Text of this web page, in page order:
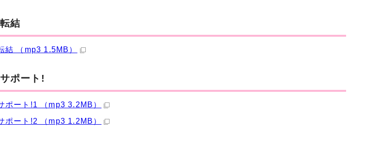
結
結 （mp3 1.5MB）
ポート!
ート!1 （mp3 3.2MB）
ート!2 （mp3 1.2MB）